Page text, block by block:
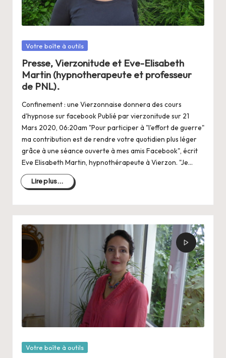
n
g
e
r
s
a
V
ie
Posté
Votre boîte à outils
Presse, Vierzonitude et Eve-Elisabeth
Martin (hypnotherapeute et professeur
de PNL).
Confinement : une Vierzonnaise donnera des cours
d'hypnose sur facebook Publié par vierzonitude sur 21
Mars 2020, 06:20am "Pour participer à "l'effort de guerre"
ma contribution est de rendre votre quotidien plus léger
grâce à une séance ouverte à mes amis Facebook", écrit
Eve Elisabeth Martin, hypnothérapeute à Vierzon. "Je…
Lire plus...
Posté
Votre boîte à outils